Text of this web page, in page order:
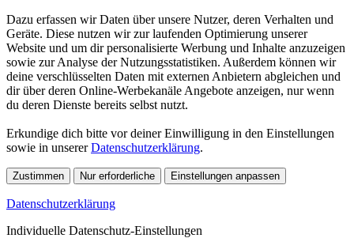
Dazu erfassen wir Daten über unsere Nutzer, deren Verhalten und
Geräte. Diese nutzen wir zur laufenden Optimierung unserer
Website und um dir personalisierte Werbung und Inhalte anzuzeigen
sowie zur Analyse der Nutzungsstatistiken. Außerdem können wir
deine verschlüsselten Daten mit externen Anbietern abgleichen und
dir über deren Online-Werbekanäle Angebote anzeigen, nur wenn
du deren Dienste bereits selbst nutzt.
Erkundige dich bitte vor deiner Einwilligung in den Einstellungen
sowie in unsererDatenschutzerklärung.
Zustimmen Nur erforderliche Einstellungen anpassen
Datenschutzerklärung
Individuelle Datenschutz-Einstellungen